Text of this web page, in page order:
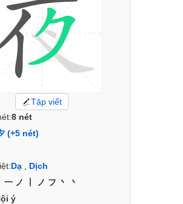
Tập viết
8 nét
(+5 nét)
Dạ, Dịch
一ノ丨ノフ丶丶
ý